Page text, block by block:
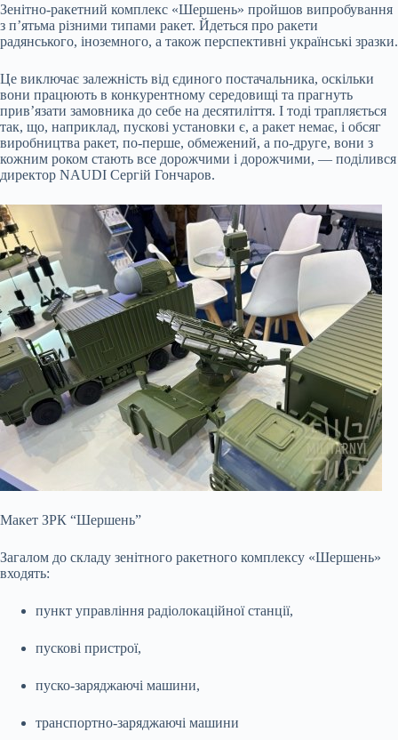
Зенітно-ракетний комплекс «Шершень» пройшов випробування
з п’ятьма різними типами ракет. Йдеться про ракети
радянського, іноземного, а також перспективні українські зразки.
Це виключає залежність від єдиного постачальника, оскільки
вони працюють в конкурентному середовищі та прагнуть
прив’язати замовника до себе на десятиліття. І тоді трапляється
так, що, наприклад, пускові установки є, а ракет немає, і обсяг
виробництва ракет, по-перше, обмежений, а по-друге, вони з
кожним роком стають все дорожчими і дорожчими, — поділився
директор NAUDI Сергій Гончаров.
Макет ЗРК “Шершень”
Загалом до складу зенітного ракетного комплексу «Шершень»
входять:
пункт управління радіолокаційної станції,
пускові пристрої,
пуско-заряджаючі машини,
транспортно-заряджаючі машини